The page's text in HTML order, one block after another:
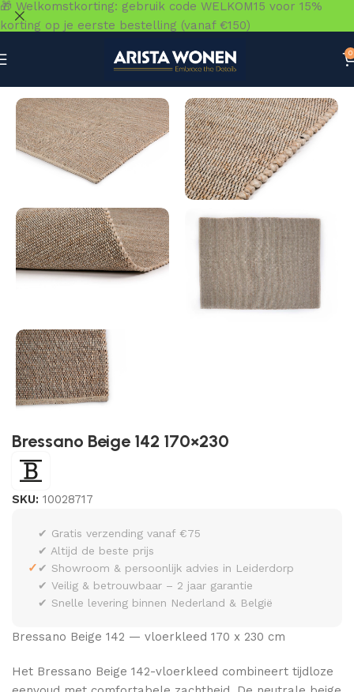
0
Bressano Beige 142 170×230
SKU: 10028717
✓
✔ Gratis verzending vanaf €75
✔ Altijd de beste prijs
✔ Showroom & persoonlijk advies in Leiderdorp
✔ Veilig & betrouwbaar – 2 jaar garantie
✔ Snelle levering binnen Nederland & België
Bressano Beige 142 — vloerkleed 170 x 230 cm
Het Bressano Beige 142-vloerkleed combineert tijdloze
🎁 Welkomstkorting: gebruik code WELKOM15 voor 15%
korting op je eerste bestelling (vanaf €150)